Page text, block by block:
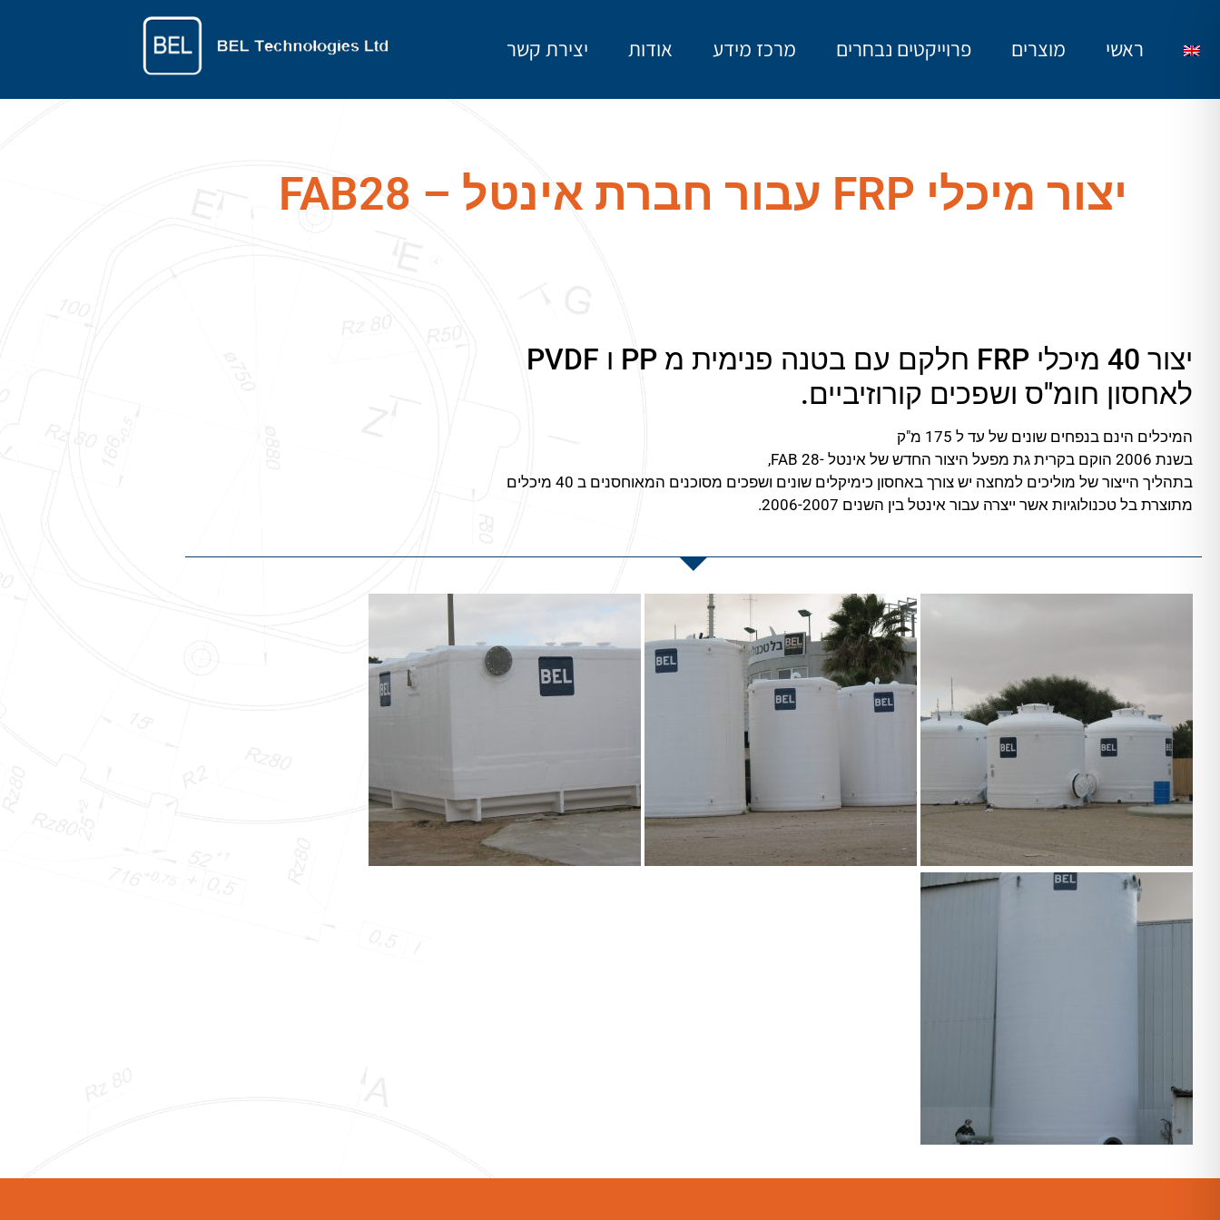
ראשי מוצרים פרוייקטים נבחרים מרכז מידע אודות יצירת קשר
יצור מיכלי FRP עבור חברת אינטל – FAB28
יצור 40 מיכלי FRP חלקם עם בטנה פנימית מ PP ו PVDF
לאחסון חומ"ס ושפכים קורוזיביים.
המיכלים הינם בנפחים שונים של עד ל 175 מ"ק
בשנת 2006 הוקם בקרית גת מפעל היצור החדש של אינטל -FAB 28,
בתהליך הייצור של מוליכים למחצה יש צורך באחסון כימיקלים שונים ושפכים מסוכנים המאוחסנים ב 40 מיכלים
מתוצרת בל טכנולוגיות אשר ייצרה עבור אינטל בין השנים 2006-2007.